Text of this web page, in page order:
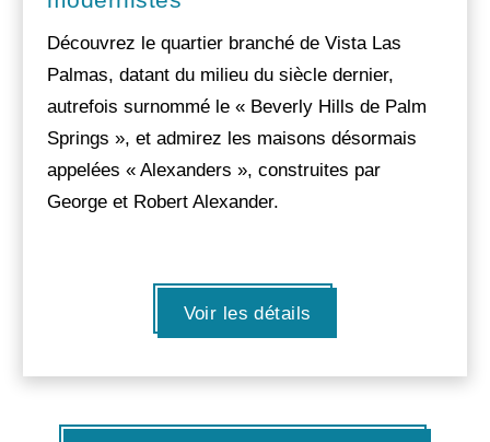
Découvrez le quartier branché de Vista Las
Palmas, datant du milieu du siècle dernier,
autrefois surnommé le « Beverly Hills de Palm
Springs », et admirez les maisons désormais
appelées « Alexanders », construites par
George et Robert Alexander.
Voir les détails